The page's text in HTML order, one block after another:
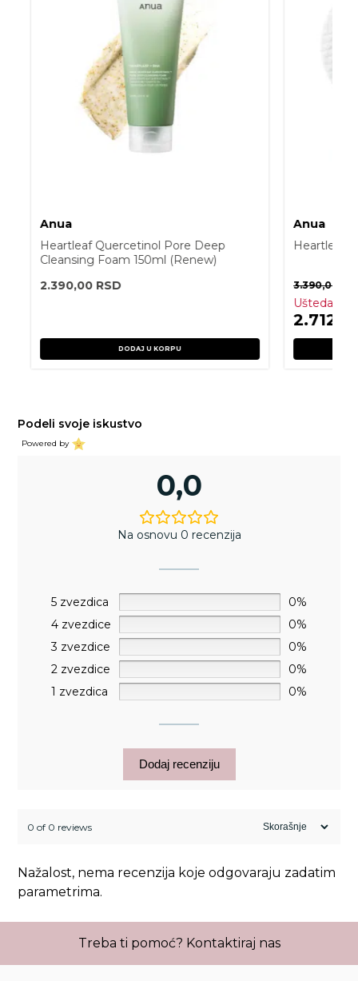
Anua
Heartleaf Quercetinol Pore Deep
Cleansing Foam 150ml (Renew)
2.390,00 RSD
DODAJ U KORPU
Anua
Heartleaf
3.390,00
Ušteda:
Podeli svoje iskustvo
Powered by
0,0
Na osnovu 0 recenzija
5 zvezdica
0%
4 zvezdice
0%
3 zvezdice
0%
2 zvezdice
0%
1 zvezdica
0%
Dodaj recenziju
0 of 0 reviews
Nažalost, nema recenzija koje odgovaraju zadatim
parametrima.
Treba ti pomoć? Kontaktiraj nas